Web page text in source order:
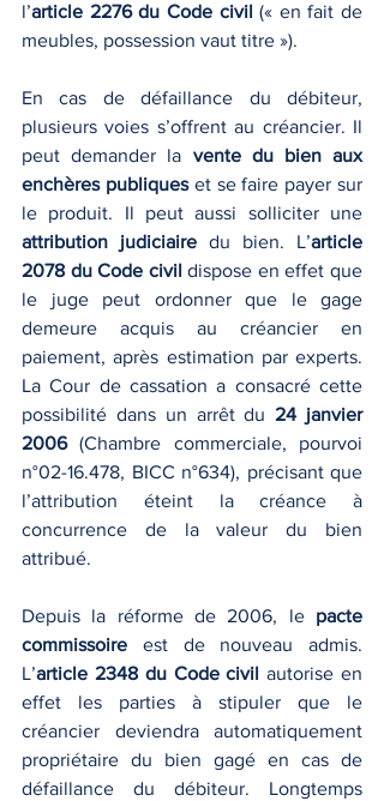
l’article 2276 du Code civil (« en fait de
meubles, possession vaut titre »).
En cas de défaillance du débiteur,
plusieurs voies s’offrent au créancier. Il
peut demander la vente du bien aux
enchères publiques et se faire payer sur
attribution judiciaire du bien. L’article
2078 du Code civil dispose en effet que
le juge peut ordonner que le gage
demeure acquis au créancier en
paiement, après estimation par experts.
La Cour de cassation a consacré cette
possibilité dans un arrêt du 24 janvier
2006 (Chambre commerciale, pourvoi
n°02-16.478, BICC n°634), précisant que
l’attribution éteint la créance à
concurrence de la valeur du bien
attribué.
Depuis la réforme de 2006, le pacte
commissoire est de nouveau admis.
L’article 2348 du Code civil autorise en
effet les parties à stipuler que le
créancier deviendra automatiquement
propriétaire du bien gagé en cas de
défaillance du débiteur. Longtemps